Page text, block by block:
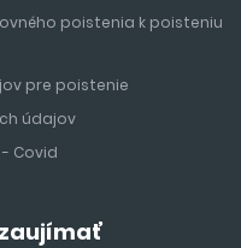
poistenia k poisteniu
pre poistenie
údajov
Covid